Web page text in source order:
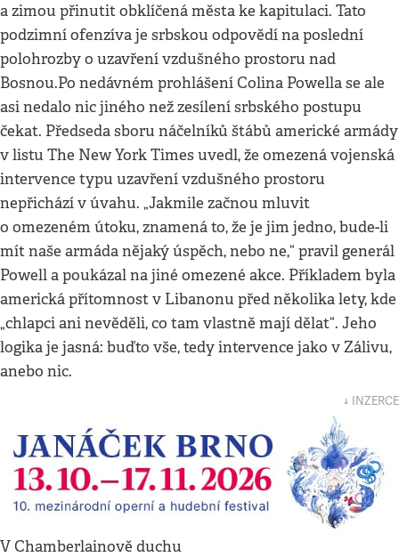
a zimou přinutit obklíčená města ke kapitulaci. Tato
podzimní ofenzíva je srbskou odpovědí na poslední
polohrozby o uzavření vzdušného prostoru nad
Bosnou.Po nedávném prohlášení Colina Powella se ale
asi nedalo nic jiného než zesílení srbského postupu
čekat. Předseda sboru náčelníků štábů americké armády
v listu The New York Times uvedl, že omezená vojenská
intervence typu uzavření vzdušného prostoru
nepřichází v úvahu. „Jakmile začnou mluvit
o omezeném útoku, znamená to, že je jim jedno, bude-li
mít naše armáda nějaký úspěch, nebo ne,“ pravil generál
Powell a poukázal na jiné omezené akce. Příkladem byla
americká přítomnost v Libanonu před několika lety, kde
„chlapci ani nevěděli, co tam vlastně mají dělat“. Jeho
logika je jasná: buďto vše, tedy intervence jako v Zálivu,
anebo nic.
↓ INZERCE
V Chamberlainově duchu